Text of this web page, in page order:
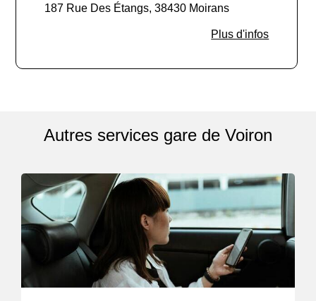
187 Rue Des Étangs, 38430 Moirans
Plus d'infos
Autres services gare de Voiron